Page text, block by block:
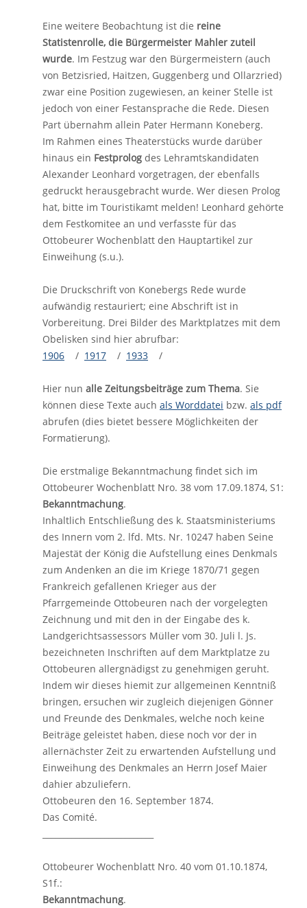
Eine weitere Beobachtung ist die reine
Statistenrolle, die Bürgermeister Mahler zuteil
wurde. Im Festzug war den Bürgermeistern (auch
von Betzisried, Haitzen, Guggenberg und Ollarzried)
zwar eine Position zugewiesen, an keiner Stelle ist
jedoch von einer Festansprache die Rede. Diesen
Part übernahm allein Pater Hermann Koneberg.
Im Rahmen eines Theaterstücks wurde darüber
hinaus ein Festprolog des Lehramtskandidaten
Alexander Leonhard vorgetragen, der ebenfalls
gedruckt herausgebracht wurde. Wer diesen Prolog
hat, bitte im Touristikamt melden! Leonhard gehörte
dem Festkomitee an und verfasste für das
Ottobeurer Wochenblatt den Hauptartikel zur
Einweihung (s.u.).
Die Druckschrift von Konebergs Rede wurde
aufwändig restauriert; eine Abschrift ist in
Vorbereitung. Drei Bilder des Marktplatzes mit dem
Obelisken sind hier abrufbar:
1906 / 1917 / 1933 /
Hier nun alle Zeitungsbeiträge zum Thema. Sie
können diese Texte auch als Worddatei bzw. als pdf
abrufen (dies bietet bessere Möglichkeiten der
Formatierung).
Die erstmalige Bekanntmachung findet sich im
Ottobeurer Wochenblatt Nro. 38 vom 17.09.1874, S1:
Bekanntmachung.
Inhaltlich Entschließung des k. Staatsministeriums
des Innern vom 2. lfd. Mts. Nr. 10247 haben Seine
Majestät der König die Aufstellung eines Denkmals
zum Andenken an die im Kriege 1870/71 gegen
Frankreich gefallenen Krieger aus der
Pfarrgemeinde Ottobeuren nach der vorgelegten
Zeichnung und mit den in der Eingabe des k.
Landgerichtsassessors Müller vom 30. Juli l. Js.
bezeichneten Inschriften auf dem Marktplatze zu
Ottobeuren allergnädigst zu genehmigen geruht.
Indem wir dieses hiemit zur allgemeinen Kenntniß
bringen, ersuchen wir zugleich diejenigen Gönner
und Freunde des Denkmales, welche noch keine
Beiträge geleistet haben, diese noch vor der in
allernächster Zeit zu erwartenden Aufstellung und
Einweihung des Denkmales an Herrn Josef Maier
dahier abzuliefern.
Ottobeuren den 16. September 1874.
Das Comité.
Ottobeurer Wochenblatt Nro. 40 vom 01.10.1874,
S1f.:
Bekanntmachung.